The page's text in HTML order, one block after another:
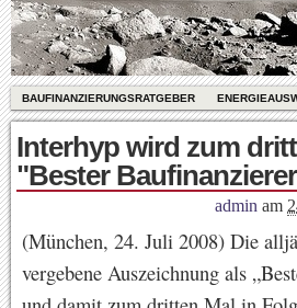
BAUFINANZIERUNGSRATGEBER
Interhyp wird zum
"Bester
admin am
(München, 24. Juli 2008) Die
vergebene Auszeichnung als